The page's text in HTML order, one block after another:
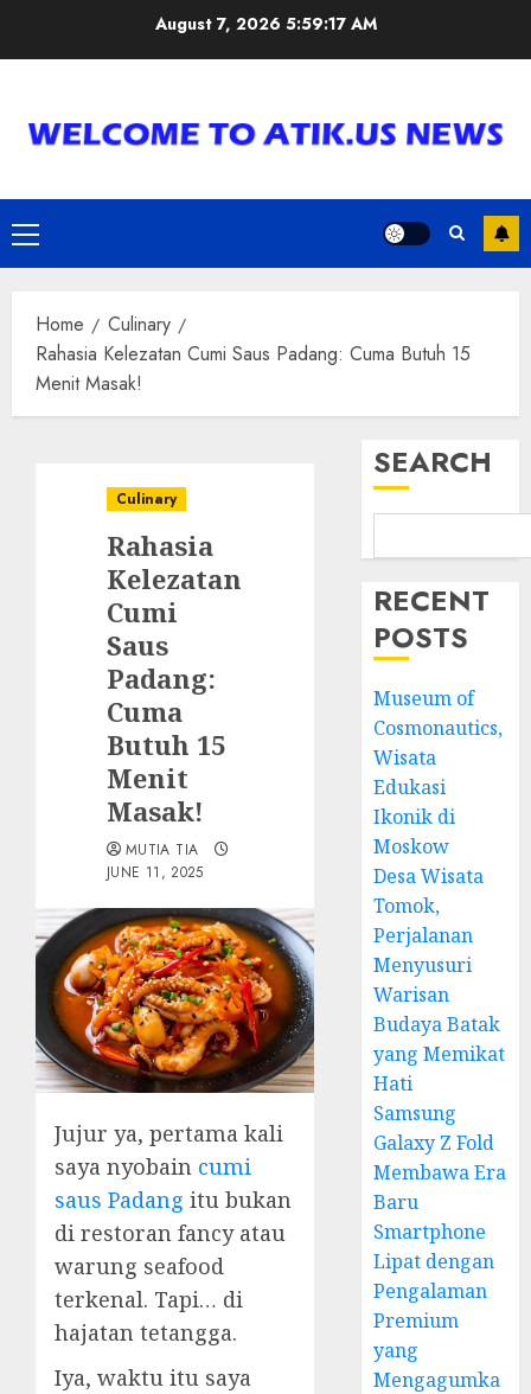
August 7, 2026 5:59:18 AM
Primary
Menu
Home
Culinary
Rahasia Kelezatan Cumi Saus Padang: Cuma Butuh 15
Menit Masak!
Culinary
Rahasia
Kelezatan
Cumi
Saus
Padang:
Cuma
Butuh 15
Menit
Masak!
MUTIA TIA
JUNE 11, 2025
Jujur ya, pertama kali
saya nyobain cumi
saus Padang itu bukan
di restoran fancy atau
warung seafood
terkenal. Tapi… di
hajatan tetangga.
Iya, waktu itu saya
SEARCH
RECENT
POSTS
Museum of
Cosmonautics,
Wisata
Edukasi
Ikonik di
Moskow
Desa Wisata
Tomok,
Perjalanan
Menyusuri
Warisan
Budaya Batak
yang Memikat
Hati
Samsung
Galaxy Z Fold
Membawa Era
Baru
Smartphone
Lipat dengan
Pengalaman
Premium
yang
Mengagumka